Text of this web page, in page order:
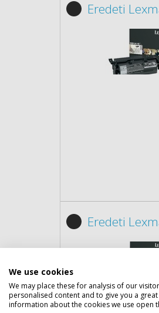
Eredeti
Eredeti
We use cookies
We may place these for analysis of our
personalised content and to give you a
information about the cookies we use open